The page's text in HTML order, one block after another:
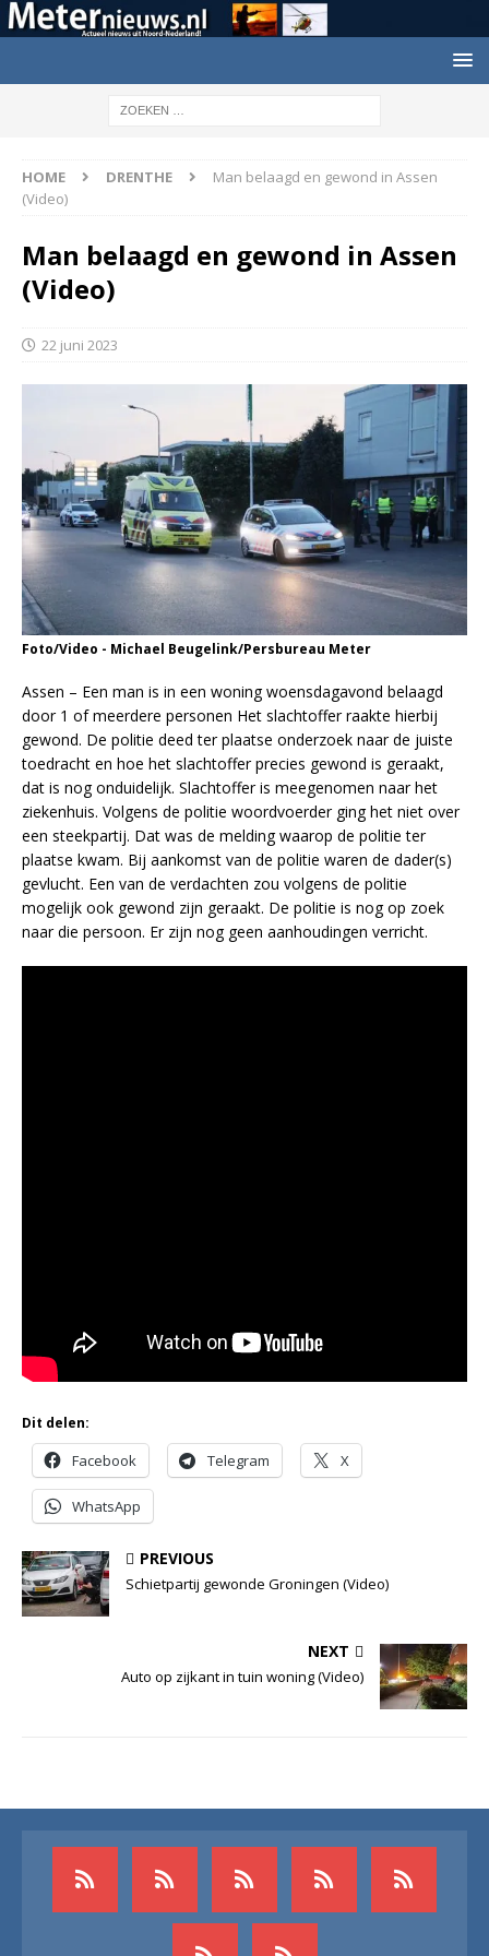
HOME DRENTHE
Man belaagd en gewond in Assen
(Video)
Man belaagd en gewond in Assen
(Video)
22 juni 2023
Foto/Video - Michael Beugelink/Persbureau Meter
Assen – Een man is in een woning woensdagavond belaagd
door 1 of meerdere personen Het slachtoffer raakte hierbij
gewond. De politie deed ter plaatse onderzoek naar de juiste
toedracht en hoe het slachtoffer precies gewond is geraakt,
dat is nog onduidelijk. Slachtoffer is meegenomen naar het
ziekenhuis. Volgens de politie woordvoerder ging het niet over
een steekpartij. Dat was de melding waarop de politie ter
plaatse kwam. Bij aankomst van de politie waren de dader(s)
gevlucht. Een van de verdachten zou volgens de politie
mogelijk ook gewond zijn geraakt. De politie is nog op zoek
naar die persoon. Er zijn nog geen aanhoudingen verricht.
Dit delen:
Facebook Telegram X
WhatsApp
PREVIOUS
Schietpartij gewonde Groningen (Video)
NEXT
Auto op zijkant in tuin woning (Video)